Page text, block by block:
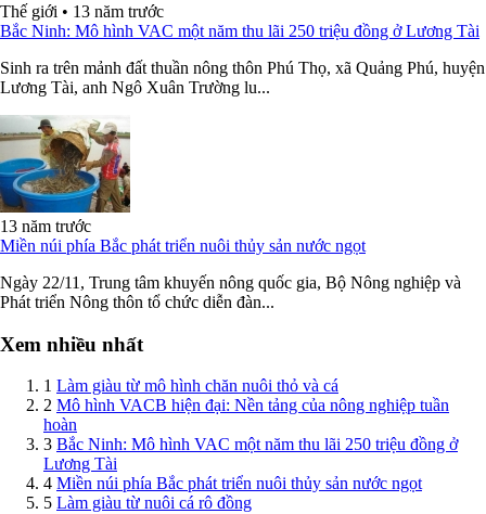
Thế giới • 13 năm trước
Bắc Ninh: Mô hình VAC một năm thu lãi 250 triệu đồng ở Lương Tài
Sinh ra trên mảnh đất thuần nông thôn Phú Thọ, xã Quảng Phú, huyện
Lương Tài, anh Ngô Xuân Trường lu...
13 năm trước
Miền núi phía Bắc phát triển nuôi thủy sản nước ngọt
Ngày 22/11, Trung tâm khuyến nông quốc gia, Bộ Nông nghiệp và
Phát triển Nông thôn tổ chức diễn đàn...
Xem nhiều nhất
1 Làm giàu từ mô hình chăn nuôi thỏ và cá
2 Mô hình VACB hiện đại: Nền tảng của nông nghiệp tuần
hoàn
3 Bắc Ninh: Mô hình VAC một năm thu lãi 250 triệu đồng ở
Lương Tài
4 Miền núi phía Bắc phát triển nuôi thủy sản nước ngọt
5 Làm giàu từ nuôi cá rô đồng